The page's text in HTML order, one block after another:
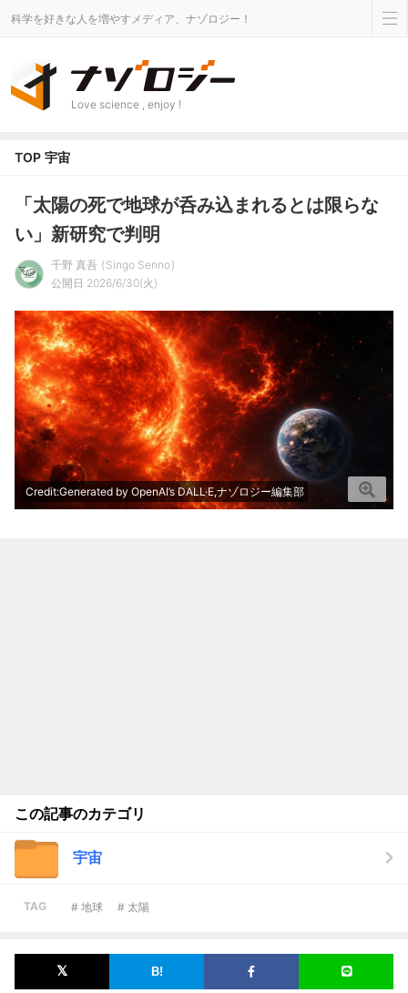
科学を好きな人を増やすメディア、ナゾロジー！
Love science , enjoy !
TOP 宇宙
「太陽の死で地球が呑み込まれるとは限らな
い」新研究で判明
千野 真吾
Singo Senno
公開日 2026/6/30(火)
Credit:Generated by OpenAI’s DALL·E,ナゾロジー編集部
この記事のカテゴリ
宇宙
TAG # 地球 # 太陽